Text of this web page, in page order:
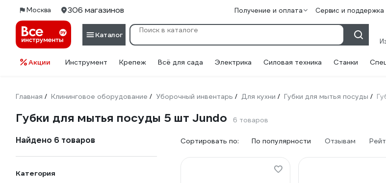
Москва 306 магазинов Получение и оплата Сервис и поддержка
Каталог
Акции Инструмент Крепеж Всё для сада Электрика Силовая техника Станки
Главная / Клининговое оборудование / Уборочный инвентарь / Для кухни / Губки для мытья посуды /
Губки для мытья посуды 5 шт Jundo 6 товаров
Найдено 6 товаров
Категория
Сортировать по: По популярности Отзывам